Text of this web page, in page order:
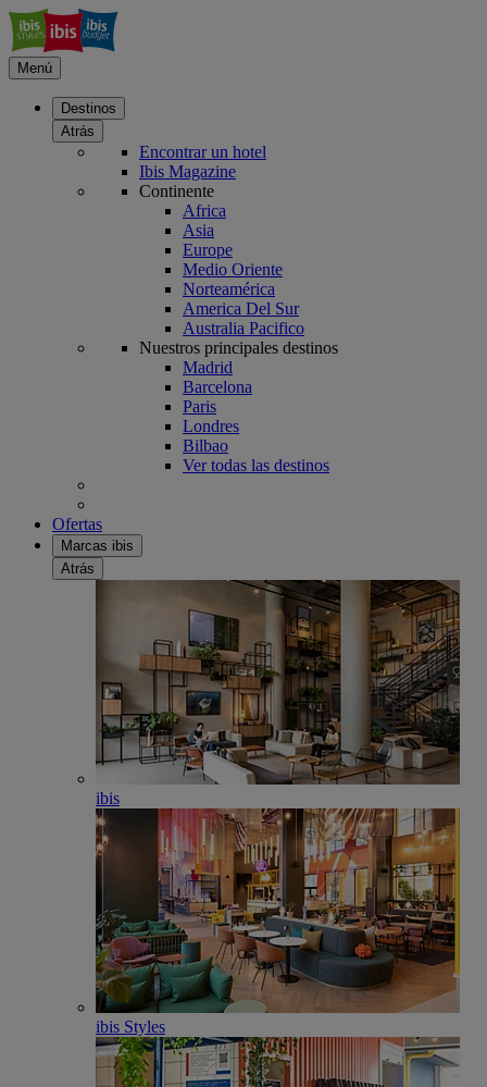
Menú
Destinos
Atrás
Encontrar un hotel
Ibis Magazine
Continente
Africa
Asia
Europe
Medio Oriente
Norteamérica
America Del Sur
Australia Pacifico
Nuestros principales destinos
Madrid
Barcelona
Paris
Londres
Bilbao
Ver todas las destinos
Ofertas
Marcas ibis
Atrás
ibis
ibis Styles